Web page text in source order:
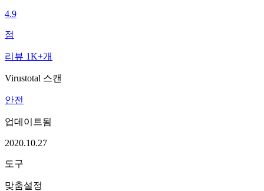
4.9
점
리뷰 1K+개
Virustotal 스캔
안전
업데이트됨
2020.10.27
도구
맞춤설정